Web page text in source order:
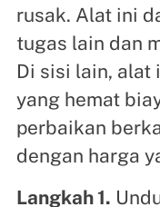
rusak. Alat ini
tugas lain dan
Di sisi lain, alat
yang hemat
perbaikan
dengan harga
Langkah 1.